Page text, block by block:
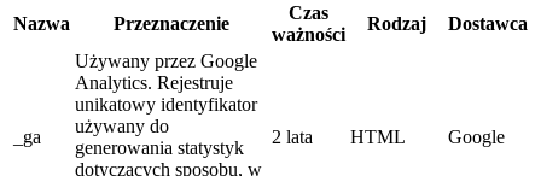
Nazwa Przeznaczenie
Czas
ważności
Rodzaj Dostawca
_ga
Używany przez Google
Analytics. Rejestruje
unikatowy identyfikator
używany do
generowania statystyk
dotyczących sposobu, w
2 lata HTML Google